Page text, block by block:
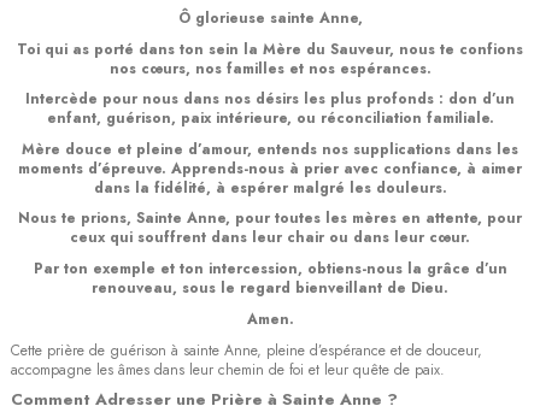
Ô glorieuse sainte Anne,
Toi qui as porté dans ton sein la Mère du Sauveur, nous te confions
nos cœurs, nos familles et nos espérances.
Intercède pour nous dans nos désirs les plus profonds : don d’un
enfant, guérison, paix intérieure, ou réconciliation familiale.
Mère douce et pleine d’amour, entends nos supplications dans les
moments d’épreuve. Apprends-nous à prier avec confiance, à aimer
dans la fidélité, à espérer malgré les douleurs.
Nous te prions, Sainte Anne, pour toutes les mères en attente, pour
ceux qui souffrent dans leur chair ou dans leur cœur.
Par ton exemple et ton intercession, obtiens-nous la grâce d’un
renouveau, sous le regard bienveillant de Dieu.
Amen.
Cette prière de guérison à sainte Anne, pleine d’espérance et de douceur,
accompagne les âmes dans leur chemin de foi et leur quête de paix.
Comment Adresser une Prière à Sainte Anne ?